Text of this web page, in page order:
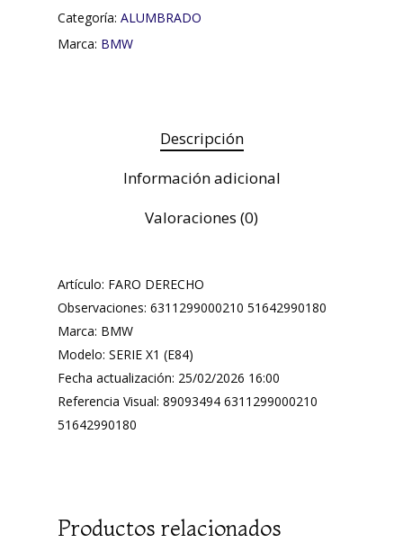
Categoría: ALUMBRADO
Marca: BMW
Descripción
Información adicional
Valoraciones (0)
Artículo: FARO DERECHO
Observaciones: 6311299000210 51642990180
Marca: BMW
Modelo: SERIE X1 (E84)
Fecha actualización: 25/02/2026 16:00
Referencia Visual: 89093494 6311299000210
51642990180
Productos relacionados